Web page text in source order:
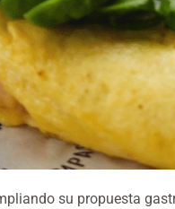
su propuesta